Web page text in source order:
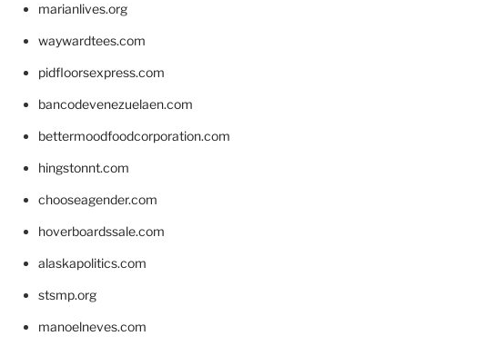
marianlives.org
waywardtees.com
pidfloorsexpress.com
bancodevenezuelaen.com
bettermoodfoodcorporation.com
hingstonnt.com
chooseagender.com
hoverboardssale.com
alaskapolitics.com
stsmp.org
manoelneves.com